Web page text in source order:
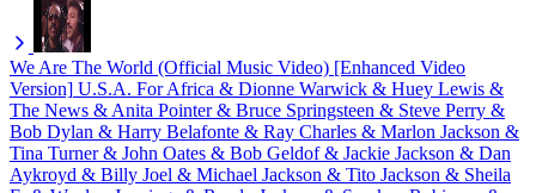
We Are The World (Official Music Video) [Enhanced Video
Version] U.S.A. For Africa & Dionne Warwick & Huey Lewis &
The News & Anita Pointer & Bruce Springsteen & Steve Perry &
Bob Dylan & Harry Belafonte & Ray Charles & Marlon Jackson &
Tina Turner & John Oates & Bob Geldof & Jackie Jackson & Dan
Aykroyd & Billy Joel & Michael Jackson & Tito Jackson & Sheila